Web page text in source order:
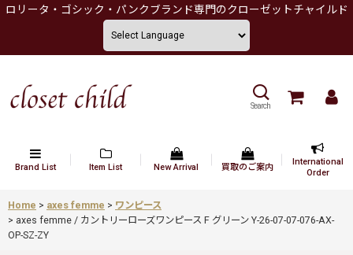
ロリータ・ゴシック・パンクブランド専門のクローゼットチャイルド
Search
Brand List Item List New Arrival 買取のご案内
International
Order
Home > axes femme > ワンピース
> axes femme / カントリーローズワンピース F グリーン Y-26-07-07-076-AX-
OP-SZ-ZY